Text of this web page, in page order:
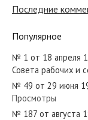
№ 37 от февраля
Последние
Популярное
№ 1 от 18 апреля
Совета рабочих и
№ 49 от 29 июня
Просмотры
№ 187 от августа